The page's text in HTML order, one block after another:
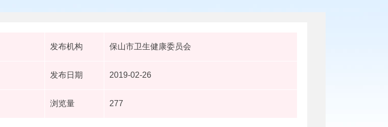
发布机构 保山市卫生健康委员会
发布日期 2019-02-26
浏览量 277